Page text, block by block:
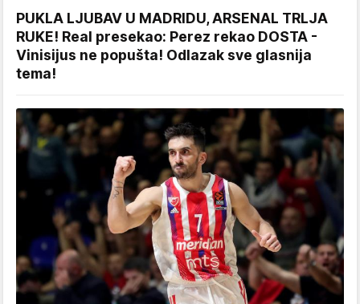
PUKLA LJUBAV U MADRIDU, ARSENAL TRLJA
RUKE! Real presekao: Perez rekao DOSTA -
Vinisijus ne popušta! Odlazak sve glasnija
tema!